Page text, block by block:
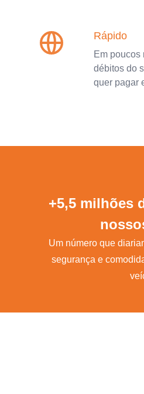
Rápido
Em poucos
débitos do
quer pagar
+5,5 milhões
Um número que
segurança e